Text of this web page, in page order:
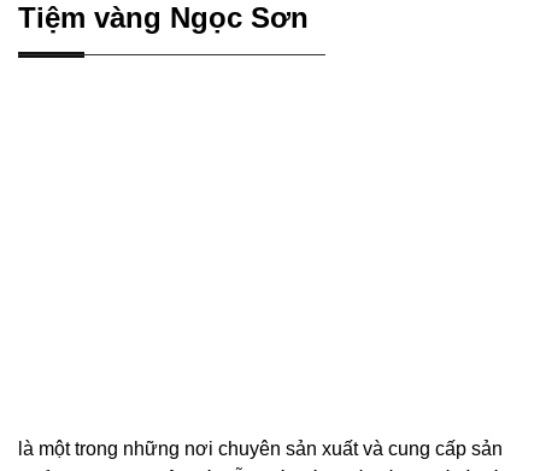
Tiệm vàng Ngọc Sơn
là một trong những nơi chuyên sản xuất và cung cấp sản